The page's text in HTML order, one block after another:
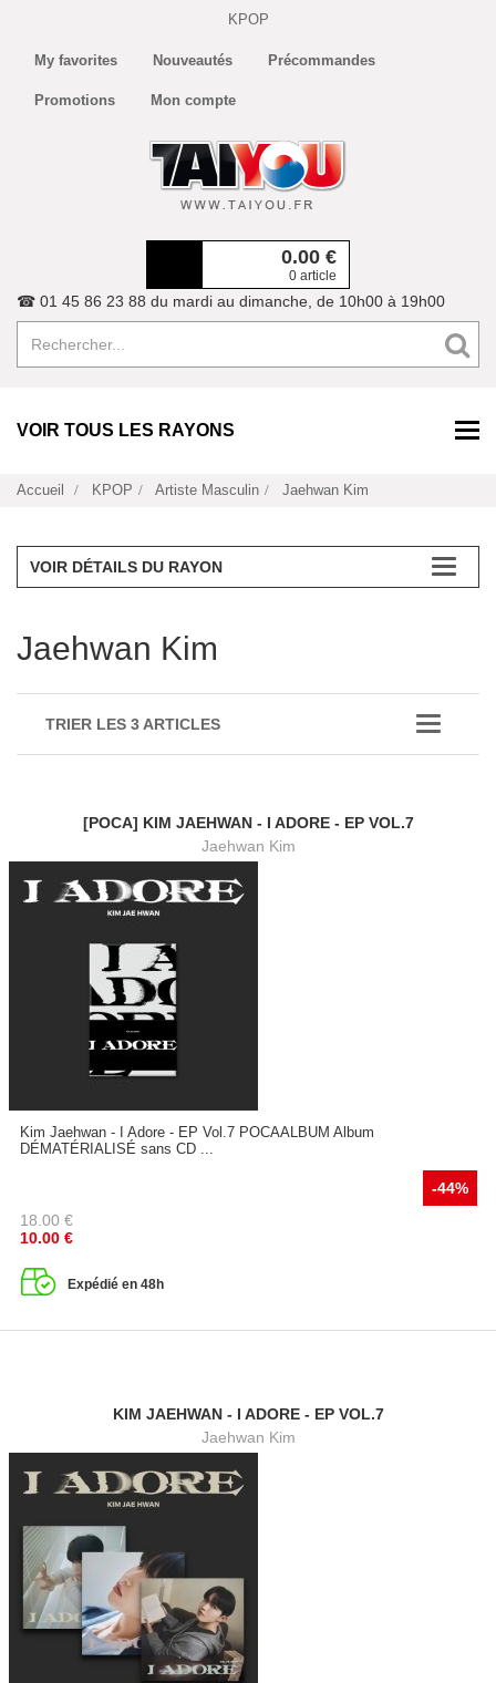
KPOP
My favorites Nouveautés Précommandes
Promotions Mon compte
0.00 €
0 article
☎ 01 45 86 23 88 du mardi au dimanche, de 10h00 à 19h00
VOIR TOUS LES RAYONS
Accueil KPOP Artiste Masculin Jaehwan Kim
VOIR DÉTAILS DU RAYON
Jaehwan Kim
TRIER LES 3 ARTICLES
[POCA] KIM JAEHWAN - I ADORE - EP VOL.7
Jaehwan Kim
Kim Jaehwan - I Adore - EP Vol.7 POCAALBUM Album
DÉMATÉRIALISÉ sans CD ...
-44%
18.00 €
10.00 €
Expédié en 48h
KIM JAEHWAN - I ADORE - EP VOL.7
Jaehwan Kim